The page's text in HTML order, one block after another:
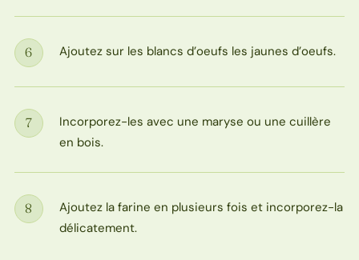
Étape
6 Ajoutez sur les blancs d’oeufs les jaunes d’oeufs.
Étape
7
Incorporez-les avec une maryse ou une cuillère
en bois.
Étape
8
Ajoutez la farine en plusieurs fois et incorporez-la
délicatement.